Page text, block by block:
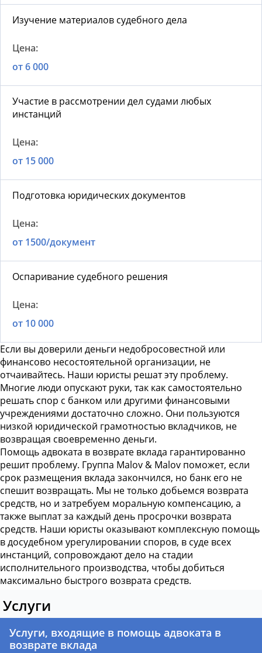
Изучение материалов судебного дела
от 6 000
Участие в рассмотрении дел судами любых
инстанций
от 15 000
Подготовка юридических документов
от 1500/документ
Оспаривание судебного решения
от 10 000
Если вы доверили деньги недобросовестной или
финансово несостоятельной организации, не
отчаивайтесь. Наши юристы решат эту проблему.
Многие люди опускают руки, так как самостоятельно
решать спор с банком или другими финансовыми
учреждениями достаточно сложно. Они пользуются
низкой юридической грамотностью вкладчиков, не
возвращая своевременно деньги.
Помощь адвоката в возврате вклада гарантированно
решит проблему. Группа Malov & Malov поможет, если
срок размещения вклада закончился, но банк его не
спешит возвращать. Мы не только добьемся возврата
средств, но и затребуем моральную компенсацию, а
также выплат за каждый день просрочки возврата
средств. Наши юристы оказывают комплексную помощь
в досудебном урегулировании споров, в суде всех
инстанций, сопровождают дело на стадии
исполнительного производства, чтобы добиться
максимально быстрого возврата средств.
Услуги
Услуги, входящие в помощь адвоката в
возврате вклада